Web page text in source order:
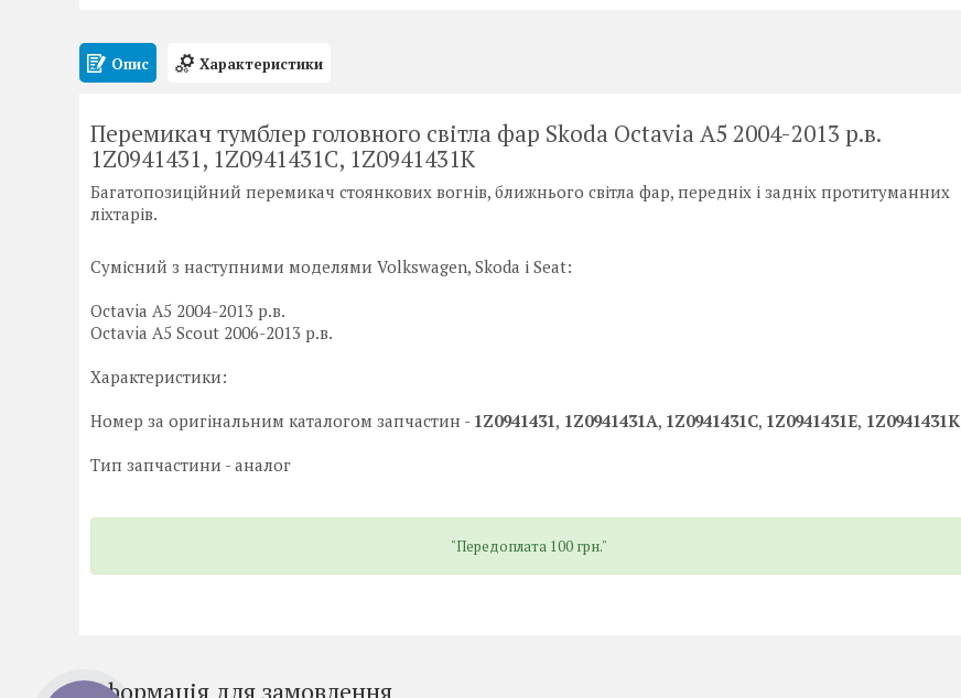
Опис Характеристики
Перемикач тумблер головного світла фар Skoda Octavia A5 2004-2013 р.в.
1Z0941431, 1Z0941431C, 1Z0941431K
Багатопозиційний перемикач стоянкових вогнів, ближнього світла фар, передніх і задніх протитуманних
ліхтарів.
Сумісний з наступними моделями Volkswagen, Skoda і Seat:
Octavia A5 2004-2013 р.в.
Octavia A5 Scout 2006-2013 р.в.
Характеристики:
Номер за оригінальним каталогом запчастин - 1Z0941431, 1Z0941431A, 1Z0941431C, 1Z0941431E, 1Z0941431K
Тип запчастини - аналог
"Передоплата 100 грн."
Інформація для замовлення